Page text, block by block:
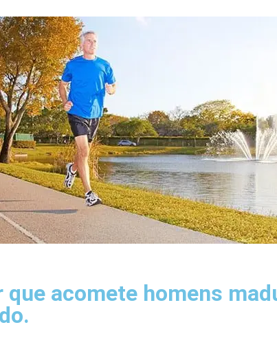
acomete homens